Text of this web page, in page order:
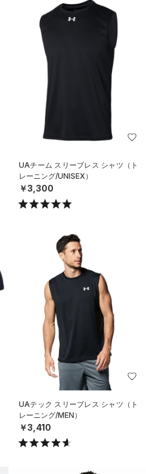
UAチーム スリーブレス シャツ（ト
レーニング/UNISEX）
￥3,300
UAテック スリーブレス シャツ（ト
レーニング/MEN）
￥3,410